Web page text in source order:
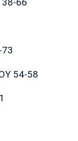
66
54-58